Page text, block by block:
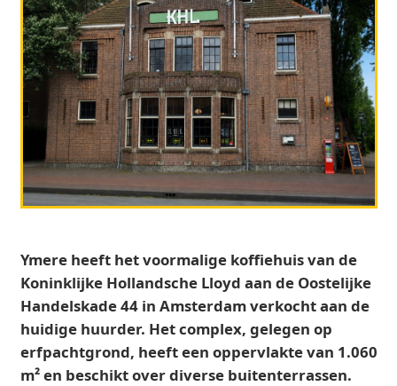
Ymere heeft het voormalige koffiehuis van de
Koninklijke Hollandsche Lloyd aan de Oostelijke
Handelskade 44 in Amsterdam verkocht aan de
huidige huurder. Het complex, gelegen op
erfpachtgrond, heeft een oppervlakte van 1.060
m² en beschikt over diverse buitenterrassen.